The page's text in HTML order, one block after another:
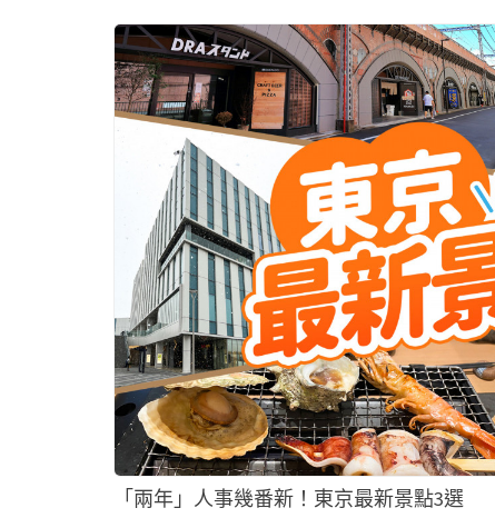
「兩年」人事幾番新！東京最新景點3選